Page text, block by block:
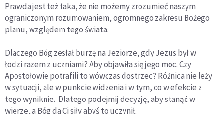
Prawda jest też taka, że nie możemy zrozumieć naszym
ograniczonym rozumowaniem, ogromnego zakresu Bożego
planu, względem tego świata.
Dlaczego Bóg zesłał burzę na Jeziorze, gdy Jezus był w
łodzi razem z uczniami? Aby objawiła się jego moc. Czy
Apostołowie potrafili to wówczas dostrzec? Różnica nie leży
w sytuacji, ale w punkcie widzenia i w tym, co w efekcie z
tego wyniknie. Dlatego podejmij decyzję, aby stanąć w
wierze, a Bóg da Ci siły abyś to uczynił.